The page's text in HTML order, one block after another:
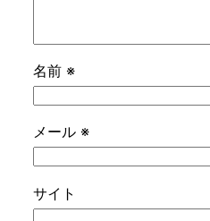
名前 ※
メール ※
サイト